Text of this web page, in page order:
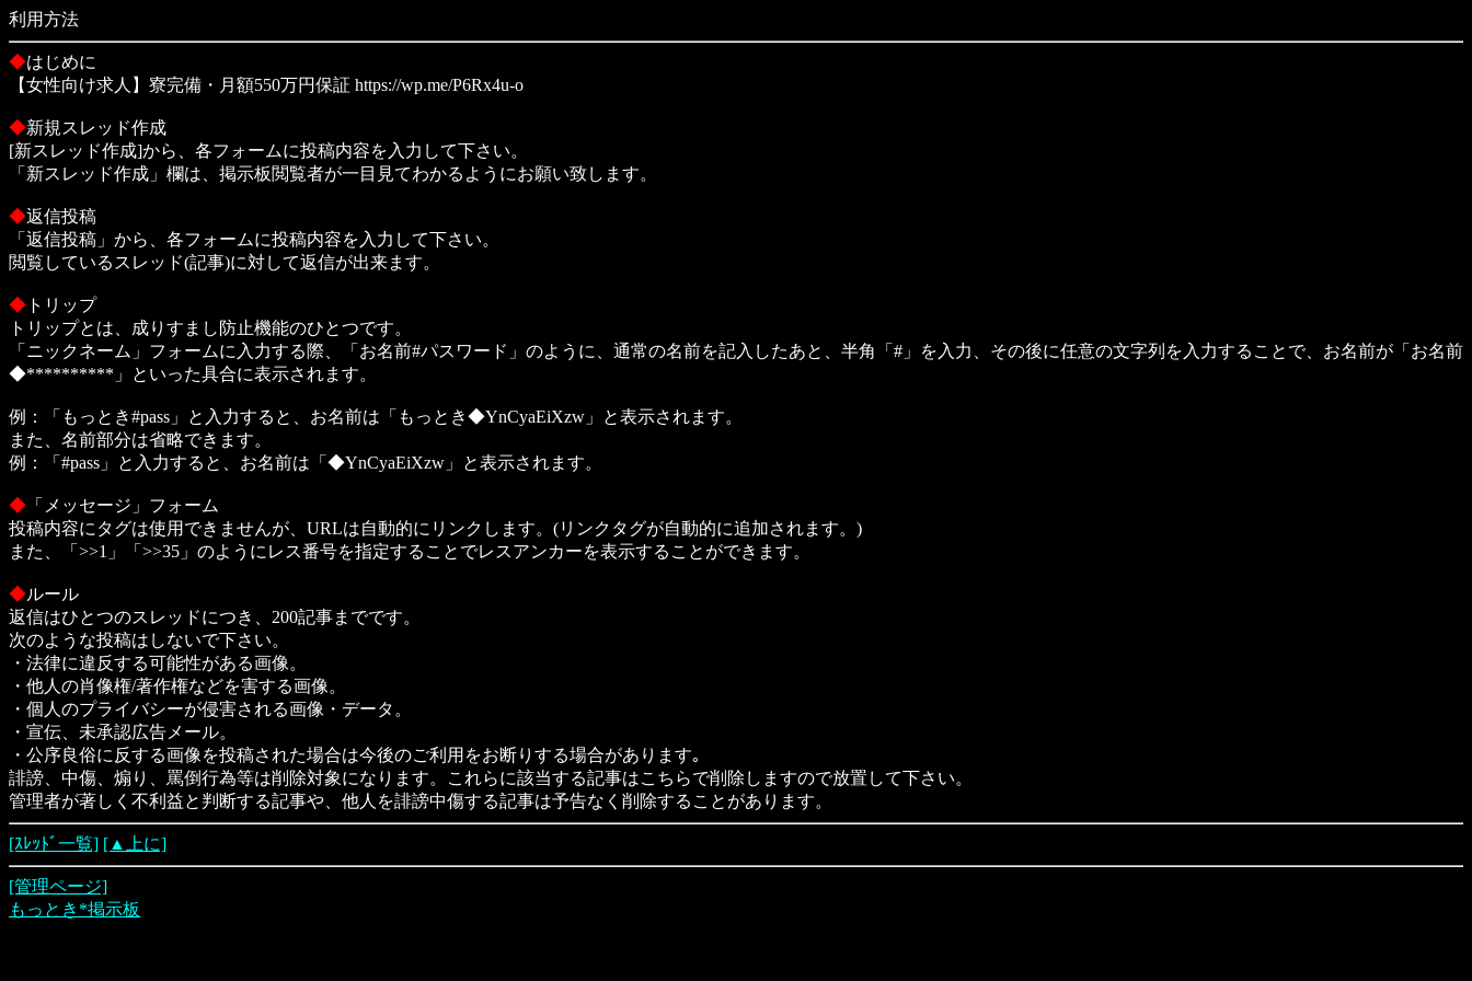
利用方法
◆はじめに
【女性向け求人】寮完備・月額550万円保証 https://wp.me/P6Rx4u-o
◆新規スレッド作成
[新スレッド作成]から、各フォームに投稿内容を入力して下さい。
「新スレッド作成」欄は、掲示板閲覧者が一目見てわかるようにお願い致します。
◆返信投稿
「返信投稿」から、各フォームに投稿内容を入力して下さい。
閲覧しているスレッド(記事)に対して返信が出来ます。
◆ トリップ
トリップとは、成りすまし防止機能のひとつです。
「ニックネーム」フォームに入力する際、「お名前#パスワード」のように、通常の名前を記入したあと、半角「#」を入力、その後に任意の文字列を入力することで、お名前が「お名前
◆**********」といった具合に表示されます。
例：「もっとき#pass」と入力すると、お名前は「もっとき◆YnCyaEiXzw」と表示されます。
また、名前部分は省略できます。
例：「#pass」と入力すると、お名前は「◆YnCyaEiXzw」と表示されます。
◆ 「メッセージ」フォーム
投稿内容にタグは使用できませんが、URLは自動的にリンクします。(リンクタグが自動的に追加されます。)
また、「>>1」「>>35」のようにレス番号を指定することでレスアンカーを表示することができます。
◆ルール
返信はひとつのスレッドにつき、200記事までです。
次のような投稿はしないで下さい。
・法律に違反する可能性がある画像。
・他人の肖像権/著作権などを害する画像。
・個人のプライバシーが侵害される画像・データ。
・宣伝、未承認広告メール。
・公序良俗に反する画像を投稿された場合は今後のご利用をお断りする場合があります｡
誹謗、中傷、煽り、罵倒行為等は削除対象になります。これらに該当する記事はこちらで削除しますので放置して下さい。
管理者が著しく不利益と判断する記事や、他人を誹謗中傷する記事は予告なく削除することがあります。
[ｽﾚｯﾄﾞ一覧] [▲上に]
[管理ページ]
もっとき*掲示板